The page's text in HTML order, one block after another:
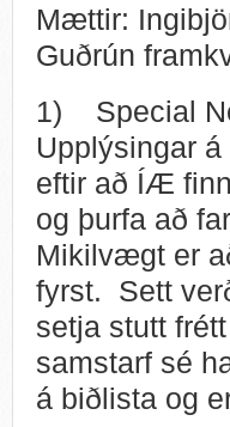
Mættir:
Guðrún
1) Special
Upplýsingar
eftir að ÍÆ
og þurfa að
Mikilvægt er
fyrst. Sett
setja stutt
samstarf sé
á biðlista og